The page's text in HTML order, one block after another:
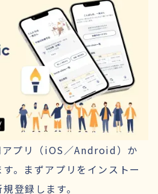
プリ（iOS／Android）か
。まずアプリをインストー
登録します。